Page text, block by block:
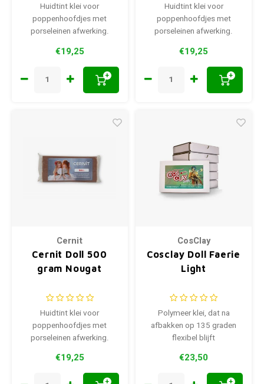
Huidtint klei voor
poppenhoofdjes met
porseleinen afwerking.
€19,25
+
Huidtint klei voor
poppenhoofdjes met
porseleinen afwerking.
€19,25
+
Cernit
Cernit Doll 500
gram Nougat
Huidtint klei voor
poppenhoofdjes met
porseleinen afwerking.
€19,25
+
CosClay
Cosclay Doll Faerie
Light
Polymeer klei, dat na
afbakken op 135 graden
flexibel blijft
€23,50
+